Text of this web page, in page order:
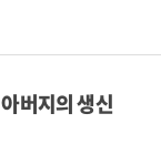
아버지의 생신